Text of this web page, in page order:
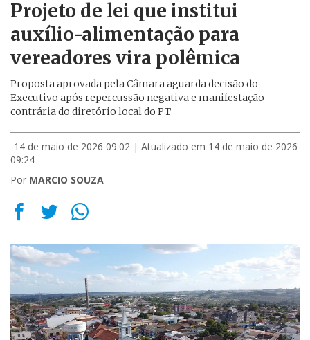
Projeto de lei que institui
auxílio-alimentação para
vereadores vira polêmica
Proposta aprovada pela Câmara aguarda decisão do
Executivo após repercussão negativa e manifestação
contrária do diretório local do PT
14 de maio de 2026 09:02 | Atualizado em 14 de maio de 2026
09:24
Por MARCIO SOUZA